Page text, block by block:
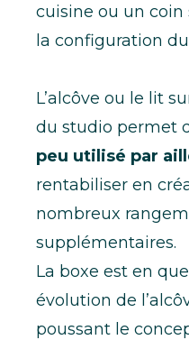
cuisine ou un
la configuration
L’alcôve ou le lit
du studio permet
peu utilisé par
rentabiliser en
nombreux
supplémentaires.
La boxe est en
évolution de
poussant le